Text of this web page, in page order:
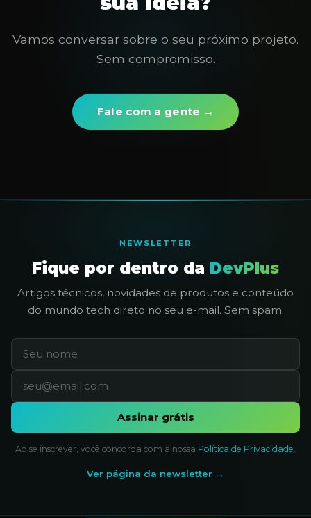
Vamos conversar sobre o seu próximo projeto.
Sem compromisso.
Fale com a gente →
NEWSLETTER
Fique por dentro da DevPlus
Artigos técnicos, novidades de produtos e conteúdo
do mundo tech direto no seu e-mail. Sem spam.
Assinar grátis
Ao se inscrever, você concorda com a nossa Política de Privacidade
Ver página da newsletter →